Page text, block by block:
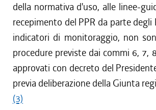
della normativa d'uso, alle linee-
recepimento del PPR da parte degli
indicatori di monitoraggio, non
procedure previste dai commi 6, 7,
approvati con decreto del
previa deliberazione della Giunta
(3)